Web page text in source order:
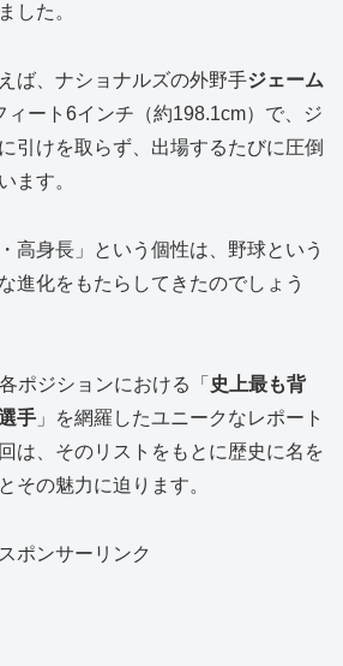
した。
ば、ナショナルズの外野手ジェーム
ィート6インチ（約198.1cm）で、ジ
引けを取らず、出場するたびに圧倒
ます。
高身長」という個性は、野球という
進化をもたらしてきたのでしょう
ポジションにおける「 史上最も背
手 」を網羅したユニークなレポート
は、そのリストをもとに歴史に名を
その魅力に迫ります。
スポンサーリンク